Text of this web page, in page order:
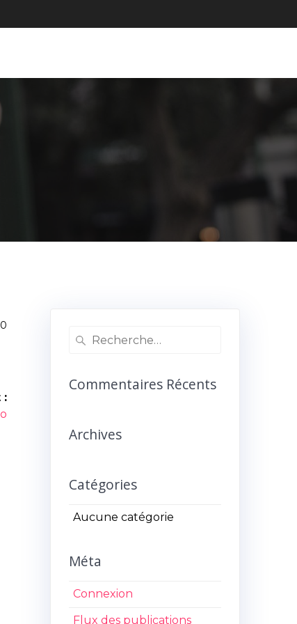
0
:
Recherche
pour
Commentaires Récents
Archives
Catégories
Aucune catégorie
Méta
Connexion
Flux des publications